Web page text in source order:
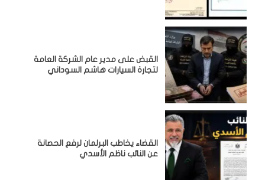
القبض على مدير عام الشركة العامة
لتجارة السيارات هاشم السوداني
القضاء يخاطب البرلمان لرفع الحصانة
عن النائب ناظم الأسدي